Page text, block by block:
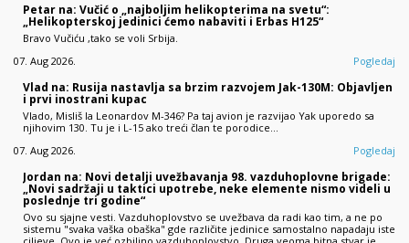
Petar na: Vučić o „najboljim helikopterima na svetu“:
„Helikopterskoj jedinici ćemo nabaviti i Erbas H125“
Bravo Vučiću ,tako se voli Srbija.
07. Aug 2026.
Pogledaj
Vlad na: Rusija nastavlja sa brzim razvojem Jak-130M: Objavljen
i prvi inostrani kupac
Vlado, Misliš la Leonardov M-346? Pa taj avion je razvijao Yak uporedo sa
njihovim 130. Tu je i L-15 ako treći član te porodice...
07. Aug 2026.
Pogledaj
Jordan na: Novi detalji uvežbavanja 98. vazduhoplovne brigade:
„Novi sadržaji u taktici upotrebe, neke elemente nismo videli u
poslednje tri godine“
Ovo su sjajne vesti. Vazduhoplovstvo se uvežbava da radi kao tim, a ne po
sistemu "svaka vaška obaška" gde različite jedinice samostalno napadaju iste
ciljeve. Ovo je već ozbiljno vazduhoplovstvo. Druga veoma bitna stvar je